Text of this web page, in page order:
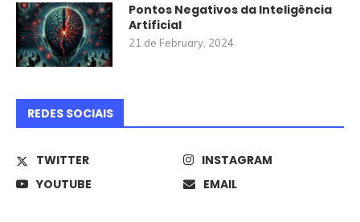
Pontos Negativos da Inteligência
Artificial
21 de February, 2024
REDES SOCIAIS
TWITTER
INSTAGRAM
YOUTUBE
EMAIL